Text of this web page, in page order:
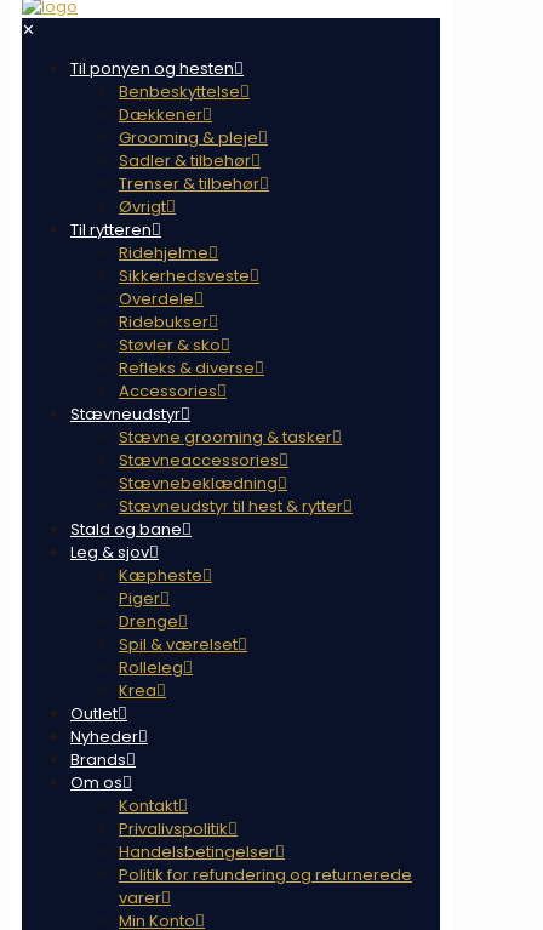
✕
Til ponyen og hesten
Benbeskyttelse
Dækkener
Grooming & pleje
Sadler & tilbehør
Trenser & tilbehør
Øvrigt
Til rytteren
Ridehjelme
Sikkerhedsveste
Overdele
Ridebukser
Støvler & sko
Refleks & diverse
Accessories
Stævneudstyr
Stævne grooming & tasker
Stævneaccessories
Stævnebeklædning
Stævneudstyr til hest & rytter
Stald og bane
Leg & sjov
Kæpheste
Piger
Drenge
Spil & værelset
Rolleleg
Krea
Outlet
Nyheder
Brands
Om os
Kontakt
Privalivspolitik
Handelsbetingelser
Politik for refundering og returnerede
varer
Min Konto